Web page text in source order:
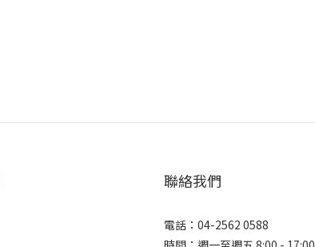
聯絡我們
電話：04-2562 0588